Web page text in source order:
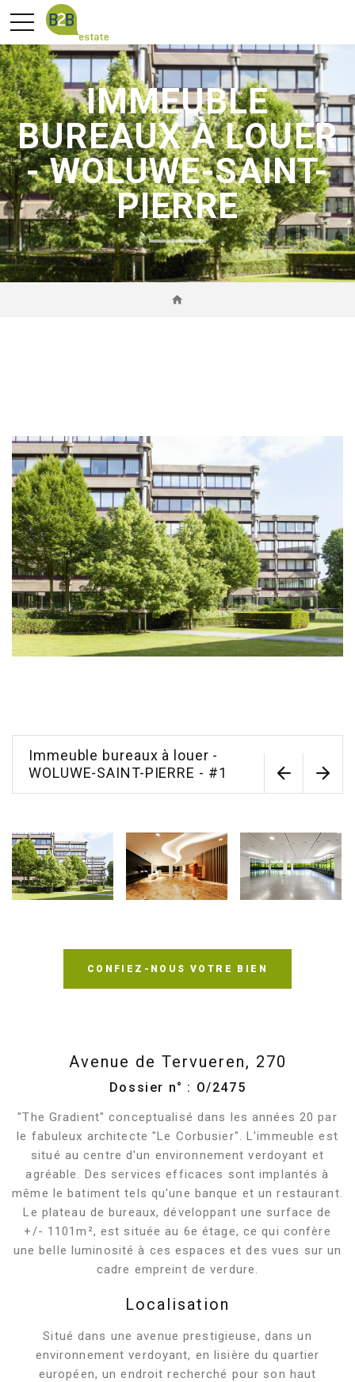
IMMEUBLE
BUREAUX À LOUER
- WOLUWE-SAINT-
PIERRE
Immeuble bureaux à louer -
WOLUWE-SAINT-PIERRE - #1
CONFIEZ-NOUS VOTRE BIEN
Avenue de Tervueren, 270
Dossier n° : O/2475
"The Gradient" conceptualisé dans les années 20 par
le fabuleux architecte "Le Corbusier". L'immeuble est
situé au centre d'un environnement verdoyant et
agréable. Des services efficaces sont implantés à
même le batiment tels qu'une banque et un restaurant.
Le plateau de bureaux, développant une surface de
+/- 1101m², est située au 6e étage, ce qui confère
une belle luminosité à ces espaces et des vues sur un
cadre empreint de verdure.
Localisation
Situé dans une avenue prestigieuse, dans un
environnement verdoyant, en lisière du quartier
européen, un endroit recherché pour son haut